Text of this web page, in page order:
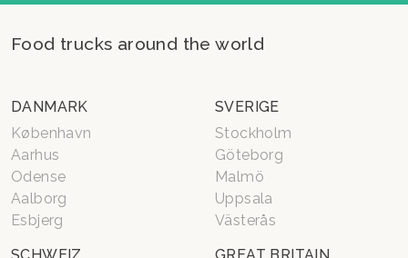
Food trucks around the world
DANMARK
København
Aarhus
Odense
Aalborg
Esbjerg
SVERIGE
Stockholm
Göteborg
Malmö
Uppsala
Västerås
SCHWEIZ
GREAT BRITAIN